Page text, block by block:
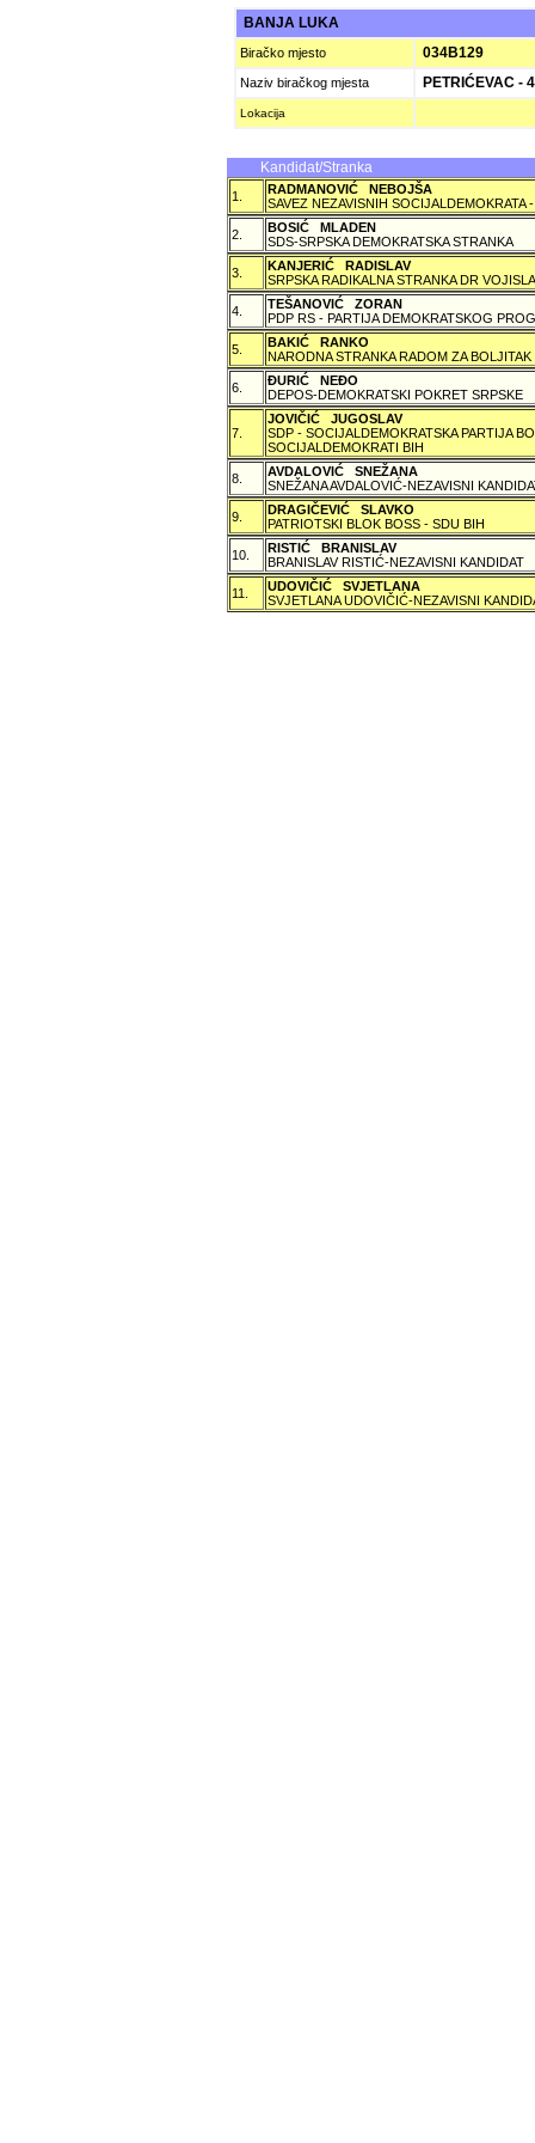
BANJA LUKA
Biračko mjesto 034B129
Naziv biračkog mjesta PETRIĆEVAC - 4
Lokacija
Kandidat/Stranka
1.
RADMANOVIĆ NEBOJŠA
SAVEZ NEZAVISNIH SOCIJALDEMOKRATA
2.
BOSIĆ MLADEN
SDS-SRPSKA DEMOKRATSKA STRANKA
3.
KANJERIĆ RADISLAV
SRPSKA RADIKALNA STRANKA DR
4.
TEŠANOVIĆ ZORAN
PDP RS - PARTIJA DEMOKRATSKOG
5.
BAKIĆ RANKO
NARODNA STRANKA RADOM ZA BOLJITAK
6.
ÐURIĆ NEÐO
DEPOS-DEMOKRATSKI POKRET SRPSKE
7.
JOVIČIĆ JUGOSLAV
SDP - SOCIJALDEMOKRATSKA PARTIJA
SOCIJALDEMOKRATI BIH
8.
AVDALOVIĆ SNEŽANA
SNEŽANA AVDALOVIĆ-NEZAVISNI
9.
DRAGIČEVIĆ SLAVKO
PATRIOTSKI BLOK BOSS - SDU BIH
10.
RISTIĆ BRANISLAV
BRANISLAV RISTIĆ-NEZAVISNI KANDIDAT
11.
UDOVIČIĆ SVJETLANA
SVJETLANA UDOVIČIĆ-NEZAVISNI